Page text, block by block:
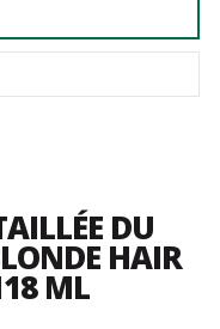
DU
HAIR
ML